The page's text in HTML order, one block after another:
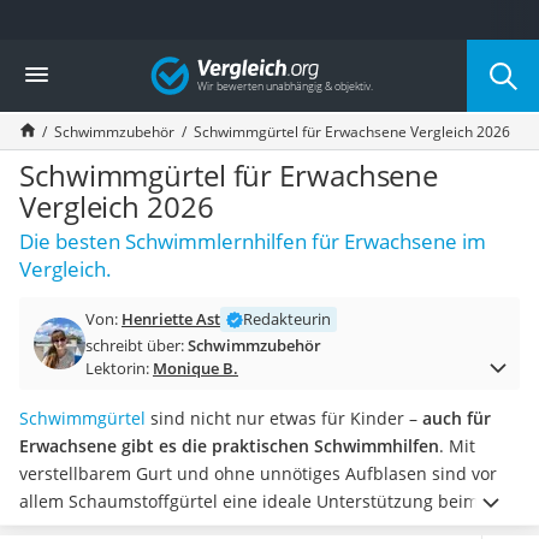
Die beliebtesten Vergleiche nach Kategorie
Freizeit & Sport
Gartentrampolin
Trampolin
Metalldetektor
Eufab-Fahrradträger
Trampolin 366 cm
Fahrradschloss
Aluminium-Koffer
Air Bike
E-Bike-Dreirad
Trekkingschuhe Herren
Reisetasche mit Rollen
Klimmzugstation
Koffer
Nachtsichtgerät
Faltschloss
Vergleich
Schwimmzubehör Schwimmgürtel für Erwachsene Vergleich 2026
Schwimmgürtel für Erwachsene
Vergleich 2026
Die besten Schwimmlernhilfen für Erwachsene im
Vergleich.
Von: Henriette Ast
Redakteurin
schreibt über:Schwimmzubehör
Lektorin: Monique B.
Schwimmgürtel sind nicht nur etwas für Kinder – auch für
Erwachsene gibt es die praktischen Schwimmhilfen. Mit
verstellbarem Gurt und ohne unnötiges Aufblasen sind vor
allem Schaumstoffgürtel eine ideale Unterstützung beim
Schwimmenlernen oder Aqua-Jogging. Netz-Tests belegen,